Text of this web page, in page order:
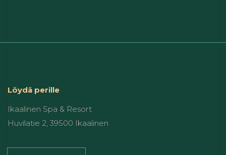
Löydä perille
Ikaalinen Spa & Resort
Huvilatie 2, 39500 Ikaalinen